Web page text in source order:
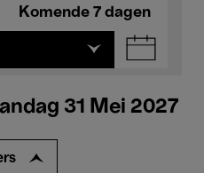
Komende 7 dagen
31 Mei 2027